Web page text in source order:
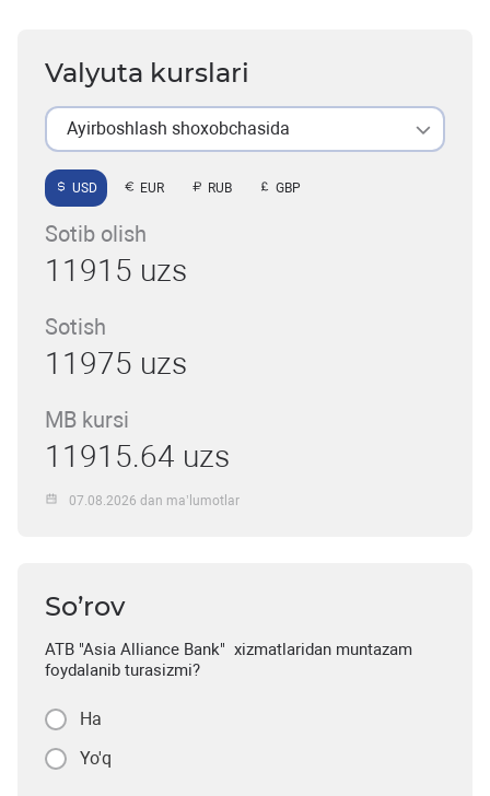
Valyuta kurslari
Ayirboshlash shoxobchasida
USD EUR RUB GBP
Sotib olish
11915 uzs
Sotish
11975 uzs
MB kursi
11915.64 uzs
07.08.2026 dan ma’lumotlar
So’rov
ATB "Asia Alliance Bank" xizmatlaridan muntazam
foydalanib turasizmi?
Ha
Yo'q